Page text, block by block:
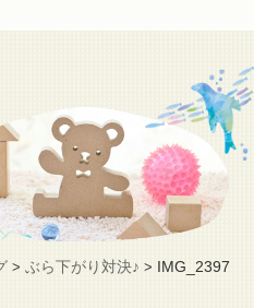
> ぶら下がり対決♪ > IMG_2397